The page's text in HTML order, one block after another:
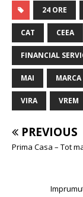
24 ORE
CAT CEEA
FINANCIAL
MAI MARCA
VIRA VREM
PREVIOUS
Prima Casa – Tot